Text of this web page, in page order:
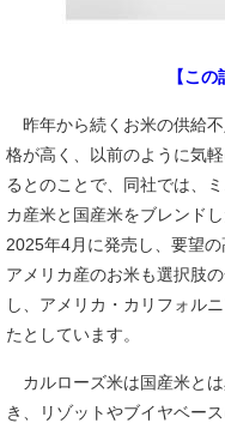
【こ
昨年から続くお米の供給
格が高く、以前のように気
るとのことで、同社では、
カ産米と国産米をブレンド
2025年4月に発売し、要望
アメリカ産のお米も選択肢
し、アメリカ・カリフォル
たとしています。
カルローズ米は国産米と
き、リゾットやブイヤベー